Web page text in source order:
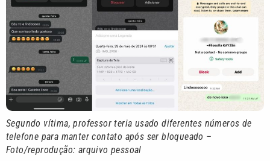
Segundo vítima, professor teria usado diferentes números de
telefone para manter contato após ser bloqueado –
Foto/reprodução: arquivo pessoal